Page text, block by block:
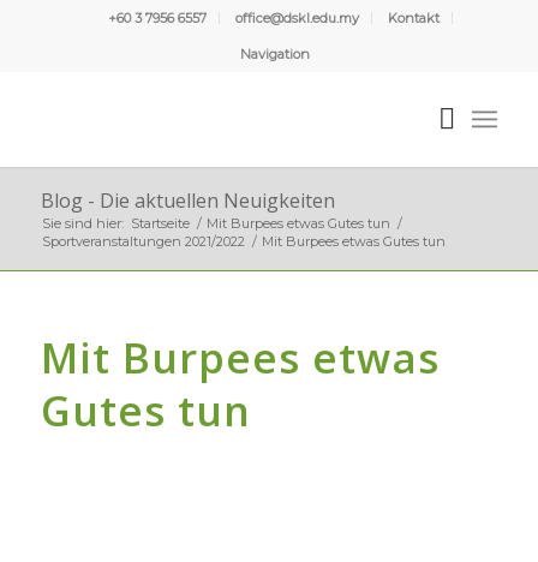
+60 3 7956 6557 office@dskl.edu.my Kontakt
Navigation
Blog - Die aktuellen Neuigkeiten
Sie sind hier: Startseite / Mit Burpees etwas Gutes tun /
Sportveranstaltungen 2021/2022 / Mit Burpees etwas Gutes tun
Mit Burpees etwas
Gutes tun